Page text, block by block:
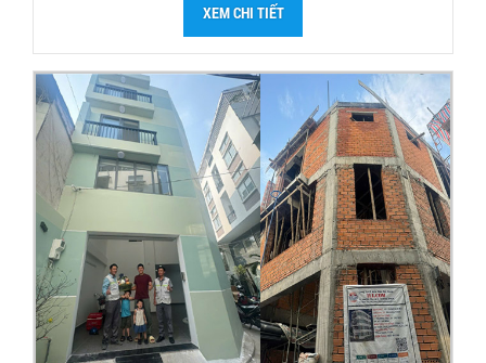
XEM CHI TIẾT